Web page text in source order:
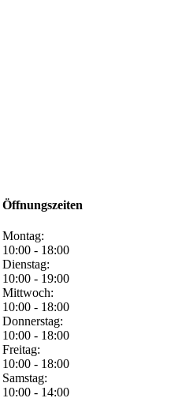
Öffnungszeiten
Montag:
10:00 - 18:00
Dienstag:
10:00 - 19:00
Mittwoch:
10:00 - 18:00
Donnerstag:
10:00 - 18:00
Freitag:
10:00 - 18:00
Samstag:
10:00 - 14:00